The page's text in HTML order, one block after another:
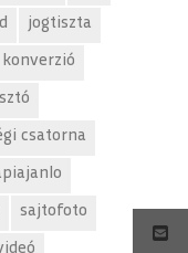
jogtiszta
konverzió
csatorna
sajtofoto